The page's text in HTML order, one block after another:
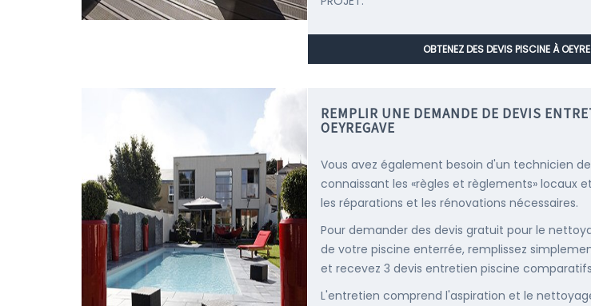
OBTENEZ DES DEVIS PISCINE À
REMPLIR UNE DEMANDE DE DEVIS
OEYREGAVE
Vous avez également besoin d'un technicien
connaissant les «règles et règlements» locaux
les réparations et les rénovations nécessaires.
Pour demander des devis gratuit pour le
de votre piscine enterrée, remplissez
et recevez 3 devis entretien piscine
L'entretien comprend l'aspiration et le